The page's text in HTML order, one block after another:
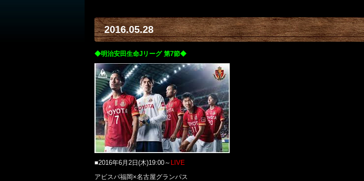
2016.05.28
◆明治安田生命Jリーグ 第7節◆
■2016年6月2日(木)19:00～ LIVE
アビスパ福岡×名古屋グランパス